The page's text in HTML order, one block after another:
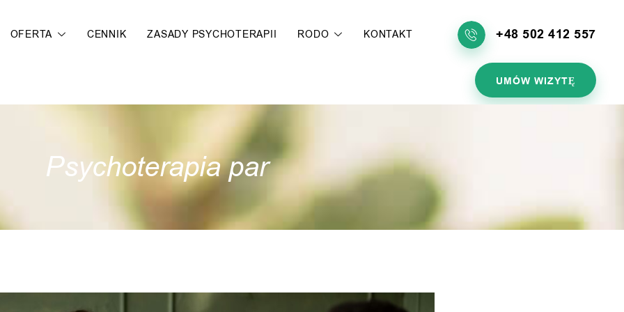
OFERTA CENNIK ZASADY PSYCHOTERAPII RODO KONTAKT +48 502 412 557
UMÓW WIZYTĘ
Psychoterapia par